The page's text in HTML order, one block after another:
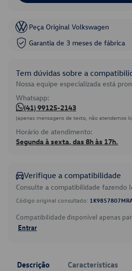
Peça Original Volkswagen
Garantia de 3 meses de fábrica
Tem dúvidas sobre a
Nossa equipe especializada está
Whatsapp:
(41) 99125-2143
(apenas mensagens de texto, não atendemos
Horário de atendimento:
Segunda à sexta, das 8h às 17h.
Verifique a compatibilidade
Consulte a compatibilidade fazendo
Código original consultado:
Compatibilidade disponível apenas
Entrar
Descrição Características